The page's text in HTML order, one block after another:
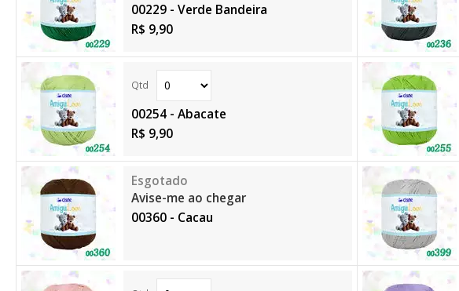
00229 - Verde Bandeira
R$ 9,90
00254 - Abacate
R$ 9,90
Avise-me ao chegar
00360 - Cacau